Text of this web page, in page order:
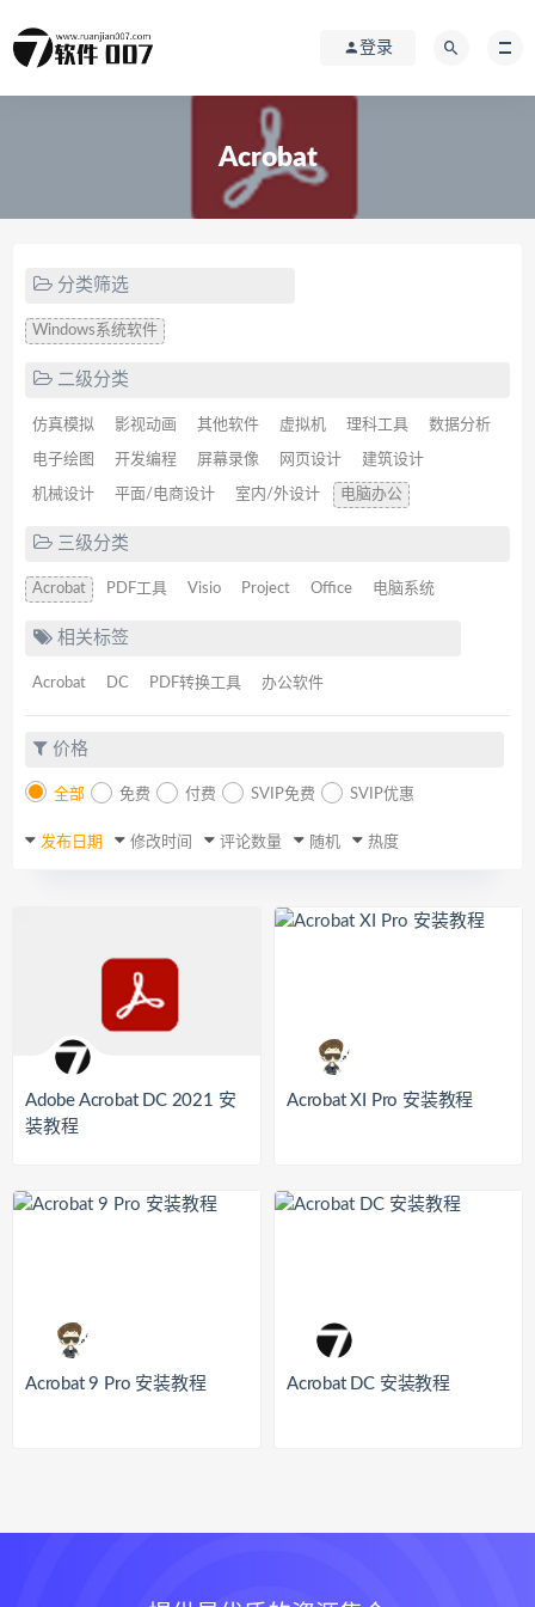
登录
Acrobat
分类筛选
Windows系统软件
二级分类
仿真模拟 影视动画 其他软件 虚拟机 理科工具 数据分析
电子绘图 开发编程 屏幕录像 网页设计 建筑设计
机械设计 平面/电商设计 室内/外设计 电脑办公
三级分类
Acrobat PDF工具 Visio Project Office 电脑系统
相关标签
Acrobat DC PDF转换工具 办公软件
价格
全部 免费 付费 SVIP免费 SVIP优惠
发布日期 修改时间 评论数量 随机 热度
Adobe Acrobat DC 2021 安
装教程
Acrobat XI Pro 安装教程
Acrobat 9 Pro 安装教程 Acrobat DC 安装教程